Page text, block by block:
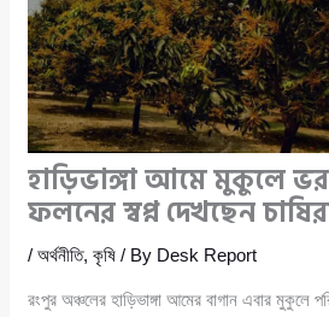
হাড়িভাঙ্গা আমে মুকুলে
ফলনের স্বপ্ন দেখছেন
/অর্থনীতি,কৃষি / By Desk Report
রংপুর অঞ্চলের হাড়িভাঙ্গা আমের বাগান এবার মুকুলে